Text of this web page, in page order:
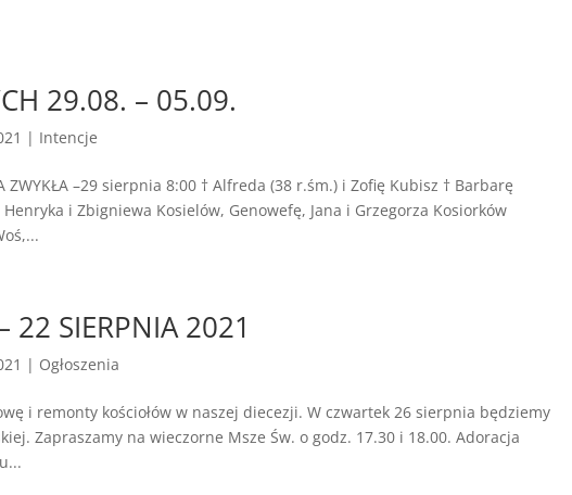
29.08. – 05.09.
| Intencje
ZWYKŁA –29 sierpnia 8:00 † Alfreda (38 r.śm.) i Zofię Kubisz † Barbarę
i Zbigniewa Kosielów, Genowefę, Jana i Grzegorza Kosiorków
22 SIERPNIA 2021
| Ogłoszenia
i remonty kościołów w naszej diecezji. W czwartek 26 sierpnia będziemy
Zapraszamy na wieczorne Msze Św. o godz. 17.30 i 18.00. Adoracja